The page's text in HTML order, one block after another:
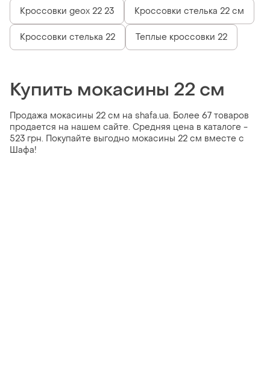
Кроссовки geox 22 23 Кроссовки стелька 22 см
Кроссовки стелька 22 Теплые кроссовки 22
Купить мокасины 22 см
Продажа мокасины 22 см на shafa.ua. Более 67 товаров
продается на нашем сайте. Средняя цена в каталоге -
523 грн. Покупайте выгодно мокасины 22 см вместе с
Шафа!